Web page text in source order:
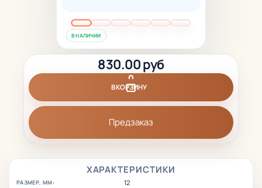
В НАЛИЧИИ
ХАРАКТЕРИСТИКИ
РАЗМЕР, ММ: 12
830.00 руб
В КОРЗИНУ
Предзаказ